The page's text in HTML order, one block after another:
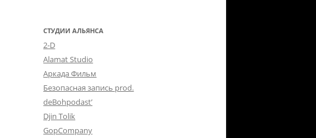
ВСТУПЛЕНИЕ В АЛЬЯНС
ИСТОРИЯ АЛЬЯНСА
СТУДИИ АЛЬЯНСА
2-D
Alamat Studio
Аркада Фильм
Безопасная запись prod.
deBohpodast’
Djin Tolik
GopCompany